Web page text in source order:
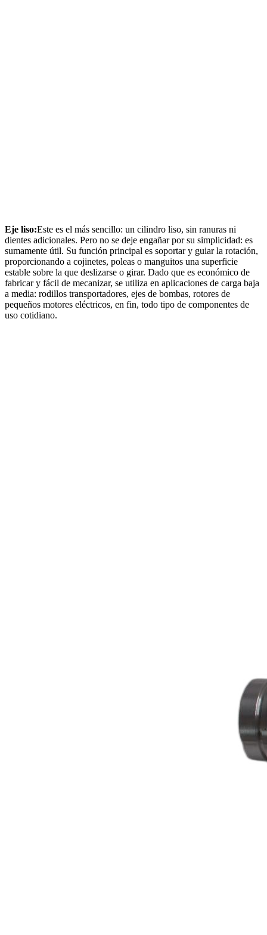
Eje liso:Este es el más sencillo: un cilindro liso, sin ranuras ni
dientes adicionales. Pero no se deje engañar por su simplicidad: es
sumamente útil. Su función principal es soportar y guiar la rotación,
proporcionando a cojinetes, poleas o manguitos una superficie
estable sobre la que deslizarse o girar. Dado que es económico de
fabricar y fácil de mecanizar, se utiliza en aplicaciones de carga baja
a media: rodillos transportadores, ejes de bombas, rotores de
pequeños motores eléctricos, en fin, todo tipo de componentes de
uso cotidiano.